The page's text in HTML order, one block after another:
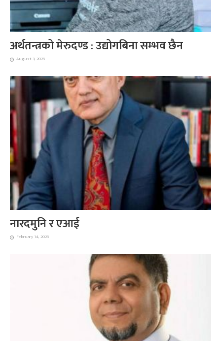
अर्थतन्त्रको मेरुदण्ड : उद्योगबिना सम्भव छैन
August 3, 2025
नारदमुनि र एआई
February 14, 2025